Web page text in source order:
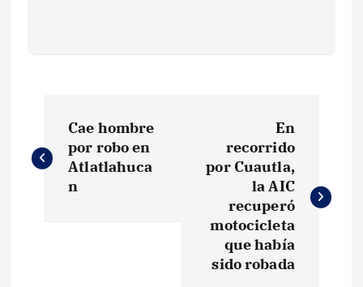
a
Cae hombre
por robo en
Atlatlahuca
n
En
recorrido
por Cuautla,
la AIC
recuperó
motocicleta
que había
sido robada